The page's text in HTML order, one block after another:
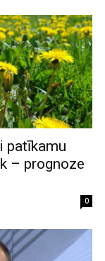
patīkamu
– prognoze
0